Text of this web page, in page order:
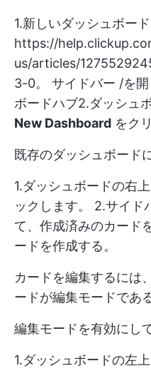
1.新しいダッシュボー
https://
us/articles/
3-0。
サイドバー /を
ボードハブ2.ダッシュ
New Dashboard をク
既存のダッシュボード
1.ダッシュボードの右上
ックします。 2.サイド
て、作成済みのカード
ードを作成する。
カードを編集するには
ードが編集モードであ
編集モードを有効にし
1.ダッシュボードの左上